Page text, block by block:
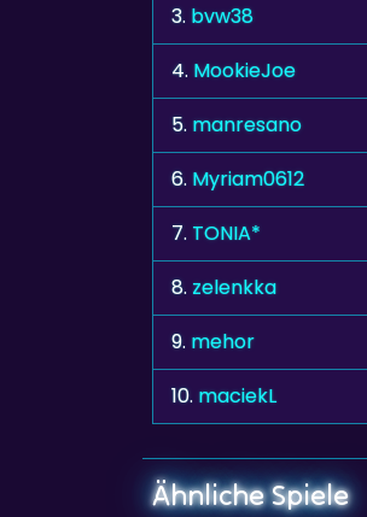
3. bvw38
4. MookieJoe
5. manresano
6. Myriam0612
7. TONIA*
8.zelenkka
9. mehor
10. maciekL
Ähnliche Spiele